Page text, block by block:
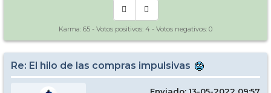
Karma: 65 - Votos positivos: 4 - Votos negativos: 0
Re: El hilo de las compras impulsivas